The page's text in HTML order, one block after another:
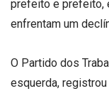
prefeito e prefeito,
enfrentam um
O Partido dos
esquerda,